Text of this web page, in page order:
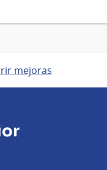
mejoras